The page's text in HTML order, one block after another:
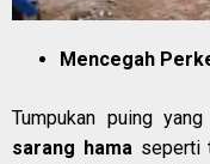
Mencegah
Tumpukan puing
sarang hamaseperti